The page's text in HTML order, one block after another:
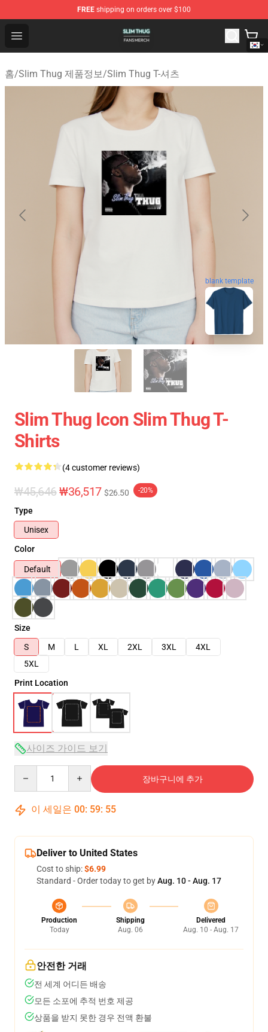
FREE shipping on orders over $100
Open menu
Slim Thug Shop - Official Slim Thug Merchandise Store
홈/Slim Thug 제품정보/Slim Thug T-셔츠
blank template
Slim Thug Icon Slim Thug T-
Shirts
(4 customer reviews)
₩45,646₩36,517 $26.50 -20%
Type
Unisex
Color
Default
Size
S
M L XL 2XL 3XL
4XL
5XL
Print Location
사이즈 가이드 보기
장바구니에 추가
이 세일은 00: 59: 54
Deliver to United States
Cost to ship:$6.99
Standard - Order today to get byAug. 10 - Aug. 17
Production
Today
Shipping
Aug. 06
Delivered
Aug. 10 - Aug. 17
안전한 거래
전 세계 어디든 배송
모든 소포에 추적 번호 제공
상품을 받지 못한 경우 전액 환불